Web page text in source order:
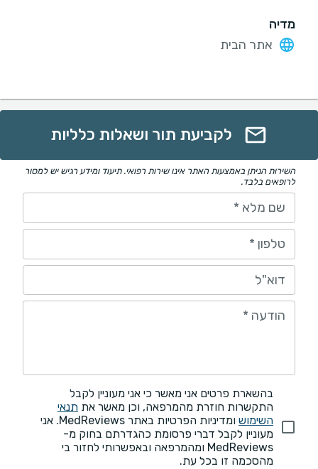
מדיה
אתר הבית
לקביעת תור ושאלות כלליות
השירות הניתן באמצעות האתר אינו שירות רפואי. תיעוד ומידע רגיש יש למסור
לרופאים בלבד.
שם מלא *
טלפון *
דוא"ל
הודעה *
בהשארת פרטים אני מאשר כי אני מעוניין לקבל
התקשרות חוזרת מהמרפאה, וכן מאשר את תנאי
השימוש
ומדיניות הפרטיות באתר MedReviews. אני
מעוניין לקבל דברי פרסומת כהגדרתם בחוק מ-
MedReviews ומהמרפאה ובאפשרותי לחזור בי
מהסכמה זו בכל עת.